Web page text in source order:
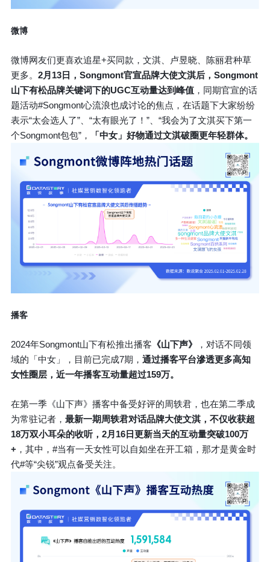
微博
微博网友们更喜欢追星+买同款，文淇、卢昱晓、陈丽君种草
更多。 2月13日，Songmont官宣品牌大使文淇后，Songmont
山下有松品牌关键词下的UGC互动量达到峰值，同期官宣的话
题活动#Songmont心流浪也成讨论的焦点，在话题下大家纷纷
表示“太会选人了”、“太有眼光了！”、“我会为了文淇买下第一
个Songmont包包”，
「中女」好物通过文淇破圈更年轻群体。
播客
2024年Songmont山下有松推出播客 《山下声》
，对话不同领
域的「中女」，目前已完成7期， 通过播客平台滲透更多高知
女性圈层，近一年播客互动量超过159万。
在第一季《山下声》播客中备受好评的周轶君，也在第二季成
为常驻记者， 最新一期周轶君对话品牌大使文淇，不仅收获超
18万双小耳朵的收听，2月16日更新当天的互动量突破100万
+，其中，#当有一天女性可以自如坐在开工箱，那才是黄金时
代#等“尖锐”观点备受关注。